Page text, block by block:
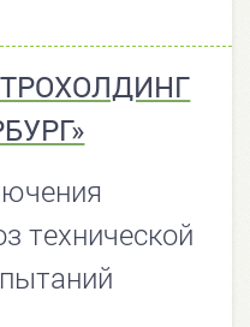
технической